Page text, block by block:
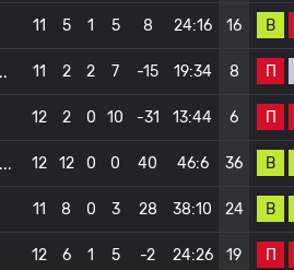
11 5 1 5 8 24:16 16 В
11 2 2 7 -15 19:34 8 П
12 2 0 10 -31 13:44 6 П
12 12 0 0 40 46:6 36 В
11 8 0 3 28 38:10 24 В
12 6 1 5 -2 24:26 19 П